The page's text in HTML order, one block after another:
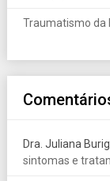
Traumatismo da
Dra. Juliana
sintomas e